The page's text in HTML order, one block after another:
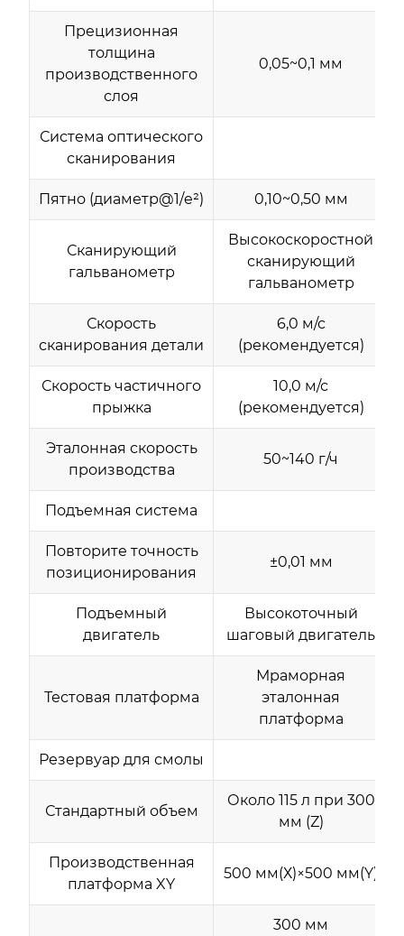
Прецизионная
толщина
производственного
слоя
0,05~0,1 мм
Система оптического
сканирования
Пятно (диаметр@1/e²) 0,10~0,50 мм
Сканирующий
гальванометр
Высокоскоростной
сканирующий
гальванометр
Скорость
сканирования детали
6,0 м/с
(рекомендуется)
Скорость частичного
прыжка
10,0 м/с
(рекомендуется)
Эталонная скорость
производства
50~140 г/ч
Подъемная система
Повторите точность
позиционирования
±0,01 мм
Подъемный
двигатель
Высокоточный
шаговый двигатель
Тестовая платформа
Мраморная
эталонная
платформа
Резервуар для смолы
Стандартный объем
Около 115 л при 300
мм (Z)
Производственная
платформа XY
500 мм(Х)×500 мм(Y)
300 мм